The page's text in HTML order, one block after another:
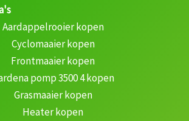
Aardappelrooier kopen
Cyclomaaier kopen
Frontmaaier kopen
pomp 3500 4 kopen
Grasmaaier kopen
Heater kopen